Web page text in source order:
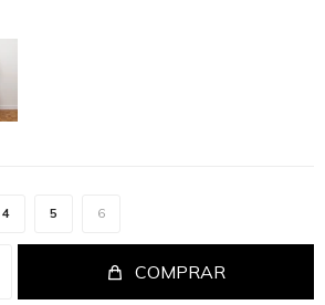
4 5 6
COMPRAR